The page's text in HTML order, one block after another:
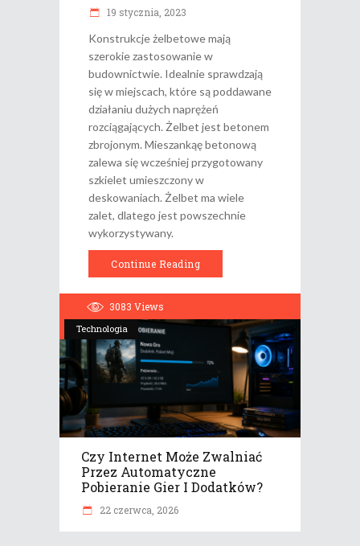
19 stycznia, 2023
Konstrukcje żelbetowe mają
szerokie zastosowanie w
budownictwie. Idealnie sprawdzają
się w miejscach, które są poddawane
działaniu dużych naprężeń
rozciągających. Żelbet jest betonem
zbrojonym. Mieszankąę betonową
zalewa się wcześniej przygotowany
szkielet umieszczony w
deskowaniach. Żelbet ma wiele
zalet, dlatego jest powszechnie
wykorzystywany.
Continue Reading
3083 Views
Technologia
Czy Internet Może Zwalniać
Przez Automatyczne
Pobieranie Gier I Dodatków?
22 czerwca, 2026